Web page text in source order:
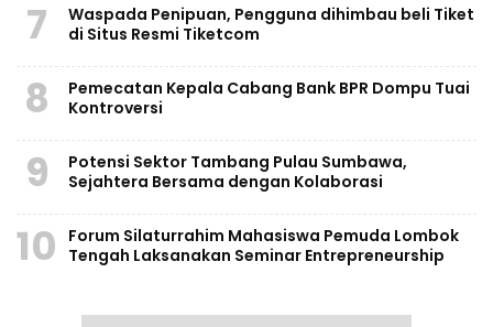
7
Waspada Penipuan, Pengguna dihimbau beli Tiket
di Situs Resmi Tiketcom
8
Pemecatan Kepala Cabang Bank BPR Dompu Tuai
Kontroversi
9
Potensi Sektor Tambang Pulau Sumbawa,
Sejahtera Bersama dengan Kolaborasi
10
Forum Silaturrahim Mahasiswa Pemuda Lombok
Tengah Laksanakan Seminar Entrepreneurship